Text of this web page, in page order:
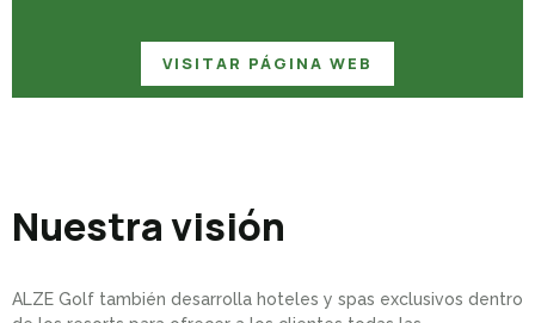
VISITAR PÁGINA WEB
Nuestra visión
ALZE Golf también desarrolla hoteles y spas exclusivos dentro